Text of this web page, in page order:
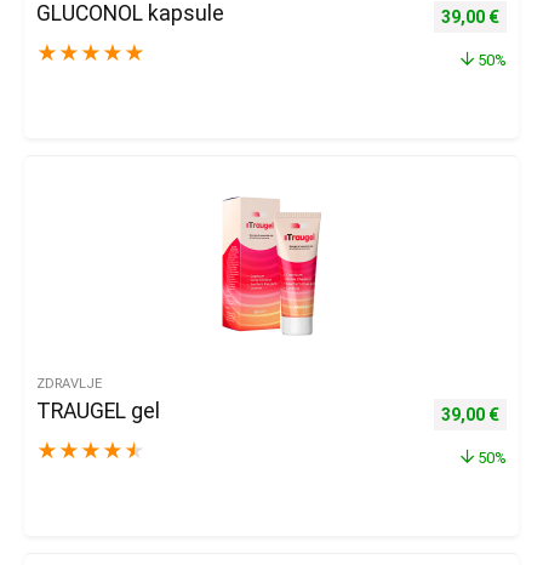
GLUCONOL kapsule
★ ★ ★ ★ ★
Izvorna
39,00 €
50%
ZDRAVLJE
TRAUGEL gel
★ ★ ★ ★ ★
Izvorna
39,00 €
50%